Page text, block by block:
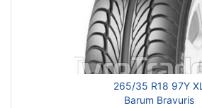
265/35 R18 97Y XL
Barum Bravuris